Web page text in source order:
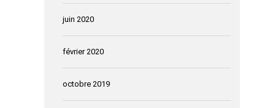
juin 2020
février 2020
octobre 2019